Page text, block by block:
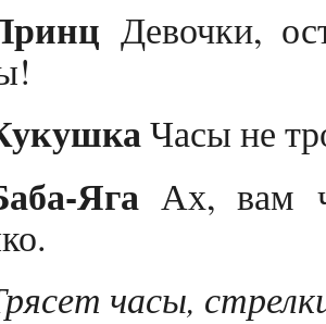
Девочки,
Часы не
Яга Ах, вам
часы,